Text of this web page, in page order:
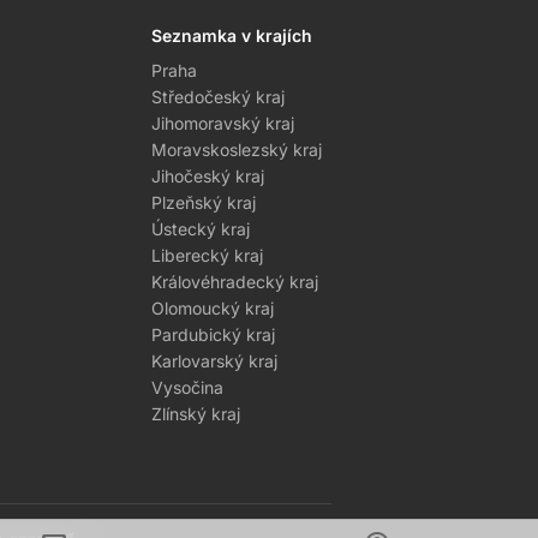
Seznamka v krajích
Praha
Středočeský kraj
Jihomoravský kraj
Moravskoslezský kraj
Jihočeský kraj
Plzeňský kraj
Ústecký kraj
Liberecký kraj
Královéhradecký kraj
Olomoucký kraj
Pardubický kraj
Karlovarský kraj
Vysočina
Zlínský kraj